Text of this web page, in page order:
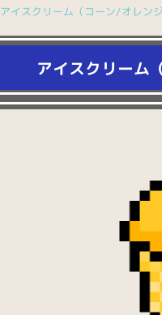
アイスクリーム（コーン/オレンジ
アイスクリーム